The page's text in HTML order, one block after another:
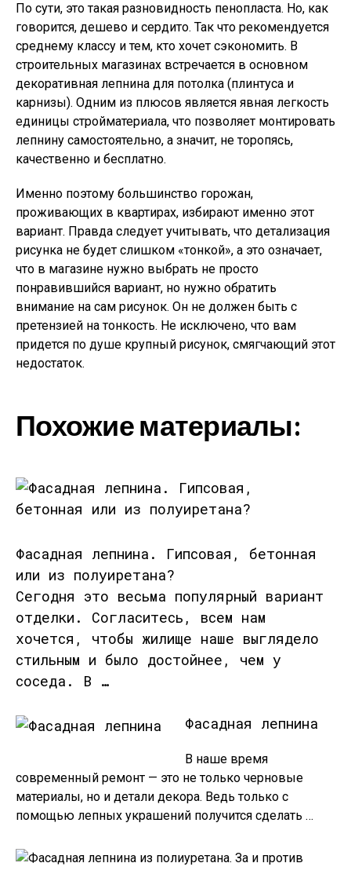
По сути, это такая разновидность пенопласта. Но, как
говорится, дешево и сердито. Так что рекомендуется
среднему классу и тем, кто хочет сэкономить. В
строительных магазинах встречается в основном
декоративная лепнина для потолка (плинтуса и
карнизы). Одним из плюсов является явная легкость
единицы стройматериала, что позволяет монтировать
лепнину самостоятельно, а значит, не торопясь,
качественно и бесплатно.
Именно поэтому большинство горожан,
проживающих в квартирах, избирают именно этот
вариант. Правда следует учитывать, что детализация
рисунка не будет слишком «тонкой», а это означает,
что в магазине нужно выбрать не просто
понравившийся вариант, но нужно обратить
внимание на сам рисунок. Он не должен быть с
претензией на тонкость. Не исключено, что вам
придется по душе крупный рисунок, смягчающий этот
недостаток.
Похожие материалы:
Фасадная лепнина. Гипсовая, бетонная
или из полуиретана?
Сегодня это весьма популярный вариант
отделки. Согласитесь, всем нам
хочется, чтобы жилище наше выглядело
стильным и было достойнее, чем у
соседа. В …
Фасадная лепнина
В наше время
современный ремонт — это не только черновые
материалы, но и детали декора. Ведь только с
помощью лепных украшений получится сделать …